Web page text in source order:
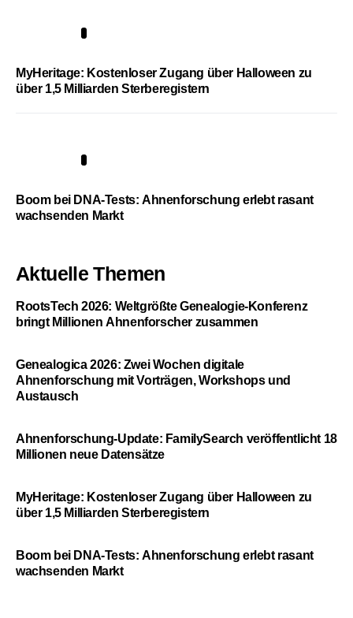
MyHeritage: Kostenloser Zugang über Halloween zu
über 1,5 Milliarden Sterberegistern
Boom bei DNA-Tests: Ahnenforschung erlebt rasant
wachsenden Markt
Aktuelle Themen
RootsTech 2026: Weltgrößte Genealogie-Konferenz
bringt Millionen Ahnenforscher zusammen
Genealogica 2026: Zwei Wochen digitale
Ahnenforschung mit Vorträgen, Workshops und
Austausch
Ahnenforschung-Update: FamilySearch veröffentlicht 18
Millionen neue Datensätze
MyHeritage: Kostenloser Zugang über Halloween zu
über 1,5 Milliarden Sterberegistern
Boom bei DNA-Tests: Ahnenforschung erlebt rasant
wachsenden Markt